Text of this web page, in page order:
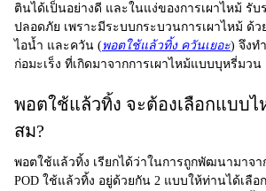
ตินได้เป็นอย่างดี และในแง่ของการเผาไหม้ รับ
ปลอดภัย เพราะมีระบบกระบวนการเผาไหม้ ด้
ไอน้ำ และควัน (พอตใช้แล้วทิ้ง ควันเยอะ) จึงท
ก่อมะเร็ง ที่เกิดมาจากการเผาไหม้แบบบุหรี่มวน
พอตใช้แล้วทิ้ง จะต้องเลือกแบบไ
สม?
พอตใช้แล้วทิ้ง เรียกได้ว่าในการถูกพัฒนามาจ
POD ใช้แล้วทิ้ง อยู่ด้วยกัน 2 แบบให้ท่านได้เลือ